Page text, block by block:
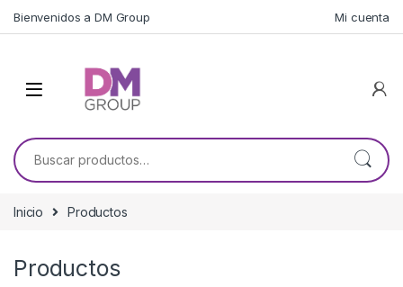
Bienvenidos a DM Group Mi cuenta
Buscar por:
Inicio Productos
Productos